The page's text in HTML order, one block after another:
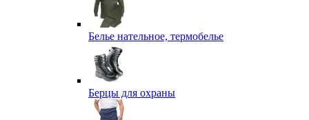
Белье нательное, термобелье
Берцы для охраны